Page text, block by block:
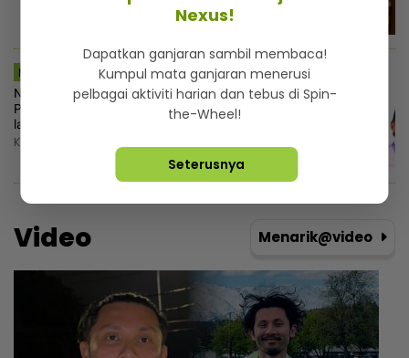
MSTAR | SEMASA
Nurul Izzah lepas jawatan Timbalan
Presiden PKR, mahu fokus pengajian
lanjutan
Khamis, 6 Ogos 2026 10:55 PM
Video Menarik@video
Nexus!
Dapatkan ganjaran sambil membaca!
Kumpul mata ganjaran menerusi
pelbagai aktiviti harian dan tebus di Spin-
the-Wheel!
Seterusnya